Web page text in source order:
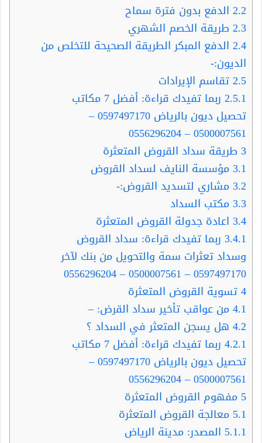
2.2 الدفع بدون فترة سماح
2.3 طريقة الخصم الشهري
2.4 الدفع المبكر الطريقة الصحيحة للتخلص من
الديون:-
2.5تقاسم الإيرادات
2.5.1
ربما تفيدك قراءة: أفضل 7 مكاتب
تحصيل ديون بالرياض 0597497170 –
0500007561 – 0556296204
3 طريقة سداد القروض المتعثرة
3.1مؤسسة النايف لسداد القروض
3.2مشاري لتسديد القروض:-
3.3مكتب السداد
3.4 اعادة جدولة القروض المتعثرة
3.4.1 ربما تفيدك قراءة: سداد القروض
وسداد تعثرات سمة والتحويل من بنك لآخر
0597497170 – 0500007561 – 0556296204
4تسوية القروض المتعثرة
4.1من عواقب تأخير سداد القرض: –
4.2 هل يسجن المتعثر في السداد ؟
4.2.1
ربما تفيدك قراءة: أفضل 7 مكاتب
تحصيل ديون بالرياض 0597497170 –
0500007561 – 0556296204
5 مفهوم القروض المتعثرة
5.1 معالجة القروض المتعثرة
5.1.1 المصدر: مدينة الرياض